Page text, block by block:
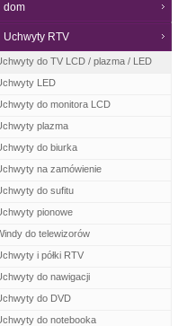
dom
Uchwyty RTV
do TV LCD / plazma / LED
LED
do monitora LCD
plazma
do biurka
na zamówienie
do sufitu
pionowe
do telewizorów
i półki RTV
do nawigacji
do DVD
do notebooka